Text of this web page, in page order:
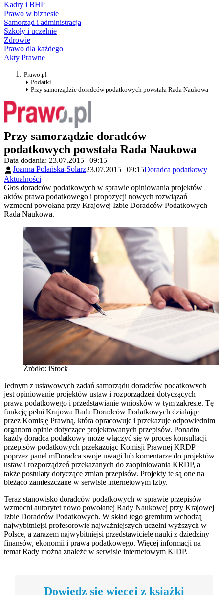
Kadry i BHP
Prawo w biznesie
Samorząd i administracja
Szkoły i uczelnie
Zdrowie
Prawo dla każdego
Akty Prawne
Prawo.pl
Podatki
Przy samorządzie doradców podatkowych powstała Rada Naukowa
Przy samorządzie doradców
podatkowych powstała Rada Naukowa
Data dodania: 23.07.2015 | 09:15
Joanna Polańska-Solarz23.07.2015 | 09:15Doradca podatkowy
Aktualności
Głos doradców podatkowych w sprawie opiniowania projektów
aktów prawa podatkowego i propozycji nowych rozwiązań
wzmocni powołana przy Krajowej Izbie Doradców Podatkowych
Rada Naukowa.
Źródło: iStock
Jednym z ustawowych zadań samorządu doradców podatkowych
jest opiniowanie projektów ustaw i rozporządzeń dotyczących
prawa podatkowego i przedstawianie wniosków w tym zakresie. Tę
funkcję pełni Krajowa Rada Doradców Podatkowych działając
przez Komisję Prawną, która opracowuje i przekazuje odpowiednim
organom opinie dotyczące projektowanych przepisów. Ponadto
każdy doradca podatkowy może włączyć się w proces konsultacji
przepisów podatkowych przekazując Komisji Prawnej KRDP
poprzez panel mDoradca swoje uwagi lub komentarze do projektów
ustaw i rozporządzeń przekazanych do zaopiniowania KRDP, a
także postulaty dotyczące zmian przepisów. Projekty te są one na
bieżąco zamieszczane w serwisie internetowym Izby.
Teraz stanowisko doradców podatkowych w sprawie przepisów
wzmocni autorytet nowo powołanej Rady Naukowej przy Krajowej
Izbie Doradców Podatkowych. W skład tego gremium wchodzą
najwybitniejsi profesorowie najważniejszych uczelni wyższych w
Polsce, a zarazem najwybitniejsi przedstawiciele nauki z dziedziny
finansów, ekonomii i prawa podatkowego. Więcej informacji na
temat Rady można znaleźć w serwisie internetowym KIDP.
Dowiedz się więcej z książki